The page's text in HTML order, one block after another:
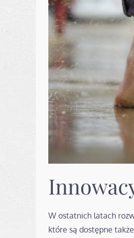
W ostatnich latach
które są dostępne